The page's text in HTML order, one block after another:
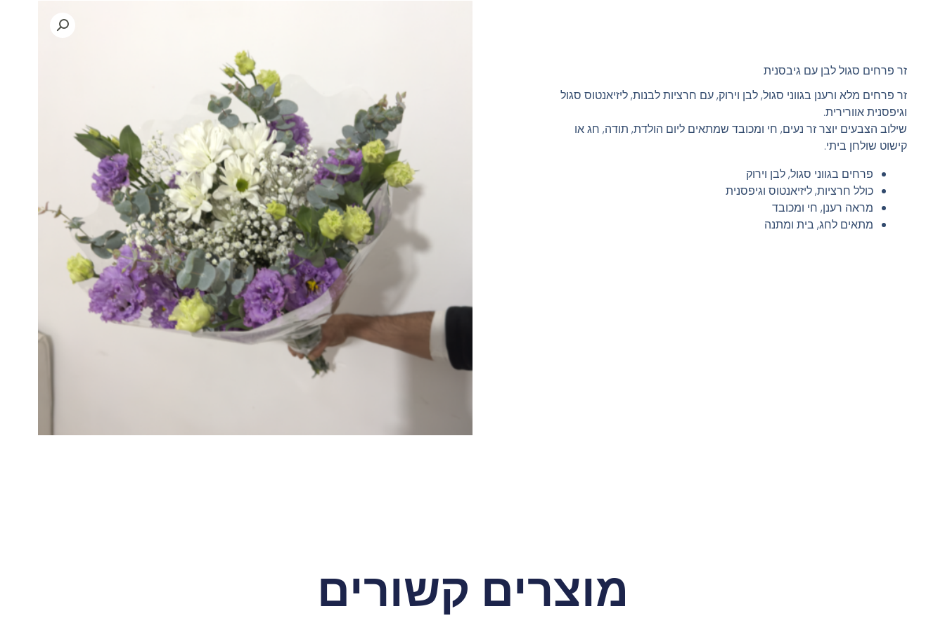
זר פרחים סגול לבן עם גיבסנית
זר פרחים מלא ורענן בגווני סגול, לבן וירוק, עם חרציות לבנות, ליזיאנטוס סגול
וגיפסנית אוורירית.
שילוב הצבעים יוצר זר נעים, חי ומכובד שמתאים ליום הולדת, תודה, חג או
קישוט שולחן ביתי.
פרחים בגווני סגול, לבן וירוק
כולל חרציות, ליזיאנטוס וגיפסנית
מראה רענן, חי ומכובד
מתאים לחג, בית ומתנה
מוצרים קשורים